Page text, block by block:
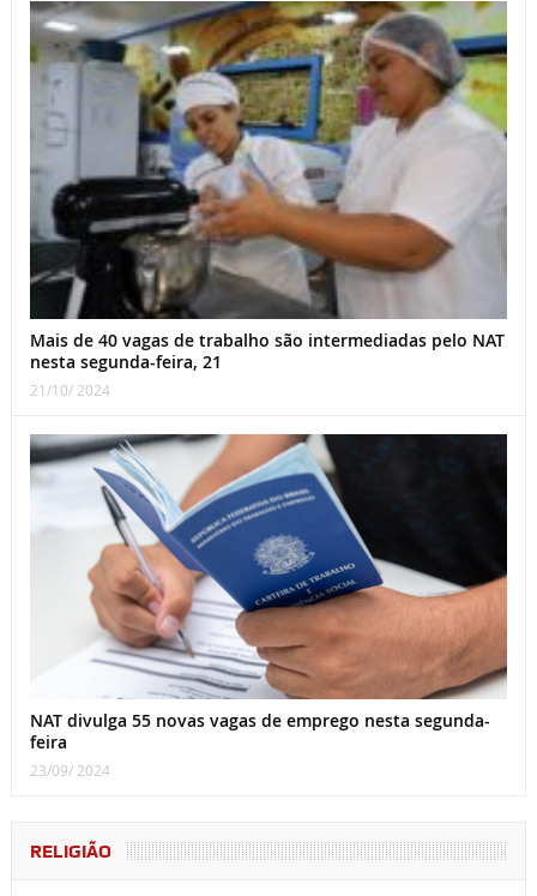
Mais de 40 vagas de trabalho são intermediadas pelo NAT
nesta segunda-feira, 21
21/10/ 2024
NAT divulga 55 novas vagas de emprego nesta segunda-
feira
23/09/ 2024
RELIGIÃO